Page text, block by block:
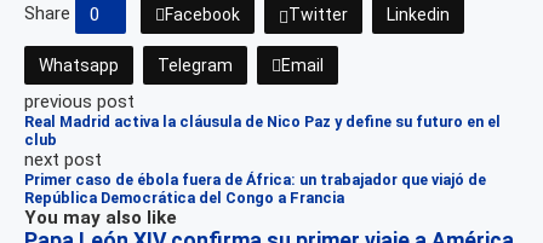
Share 0 Facebook Twitter Linkedin
Whatsapp Telegram Email
previous post
Real Madrid activa la cláusula de Nico Paz y define su futuro en el
club
next post
Primer caso de ébola fuera de África: un trabajador que viajó de
República Democrática del Congo a Francia
You may also like